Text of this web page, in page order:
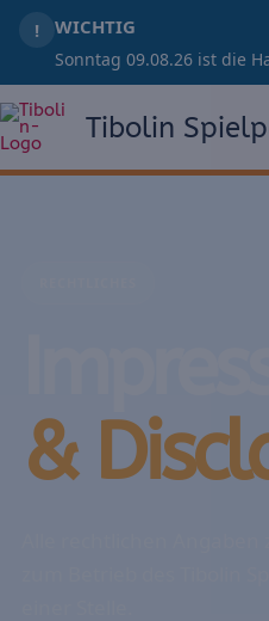
! WICHTIG
Sonntag 09.08.26 ist die
Inhalt
springen
Tibolin
&